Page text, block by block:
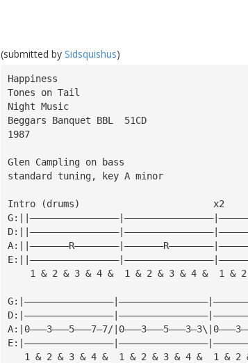
(submitted by Sidsquishus)
Happiness
Tones on Tail
Night Music
Beggars Banquet BBL  51CD
1987
Glen Campling on bass
Intro (drums)                        x2
1 & 2 & 3 & 4 &  1 & 2 & 3 & 4 &  1 &
A:|0———3———5———7—7/
1 & 2 & 3 & 4 &  1 & 2 & 3 & 4 &  1 & 2